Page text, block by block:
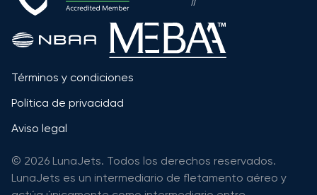
Términos y condiciones
Política de privacidad
Aviso legal
© 2026 LunaJets. Todos los derechos reservados.
LunaJets es un intermediario de fletamento aéreo y